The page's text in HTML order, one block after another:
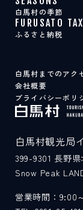
白馬村の季節
FURUSATO TAX
ふるさと納税
白馬村までのアク
会社概要
プライバシーポリ
白馬村観光局
399-9301 長野
Snow Peak
営業時間：9:00